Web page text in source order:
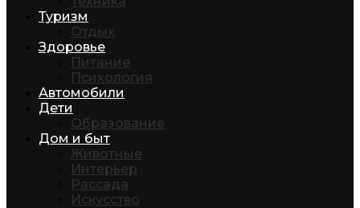
Туризм
Отдых
Здоровье
Питание
Психология
Автомобили
Дети
Образование
Дом и быт
Животные
Интерьер
Рассада
Искусство